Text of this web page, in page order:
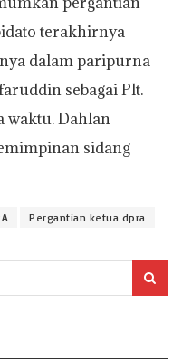
terakhirnya
dalam paripurna
sebagai Plt.
waktu. Dahlan
sidang
Pergantian ketua dpra